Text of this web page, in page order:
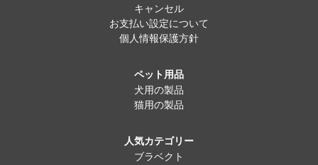
キャンセル
お支払い設定について
個人情報保護方針
ペット用品
犬用の製品
猫用の製品
人気カテゴリー
ブラベクト